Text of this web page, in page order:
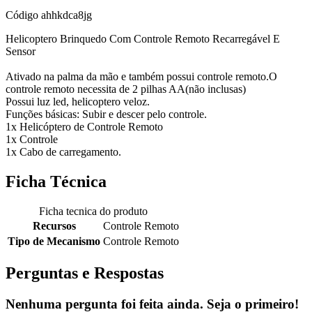
Código ahhkdca8jg
Helicoptero Brinquedo Com Controle Remoto Recarregável E
Sensor
Ativado na palma da mão e também possui controle remoto.O
controle remoto necessita de 2 pilhas AA(não inclusas)
Possui luz led, helicoptero veloz.
Funções básicas: Subir e descer pelo controle.
1x Helicóptero de Controle Remoto
1x Controle
1x Cabo de carregamento.
Ficha Técnica
Ficha tecnica do produto
Recursos
Controle Remoto
Tipo de Mecanismo Controle Remoto
Perguntas e Respostas
Nenhuma pergunta foi feita ainda. Seja o primeiro!